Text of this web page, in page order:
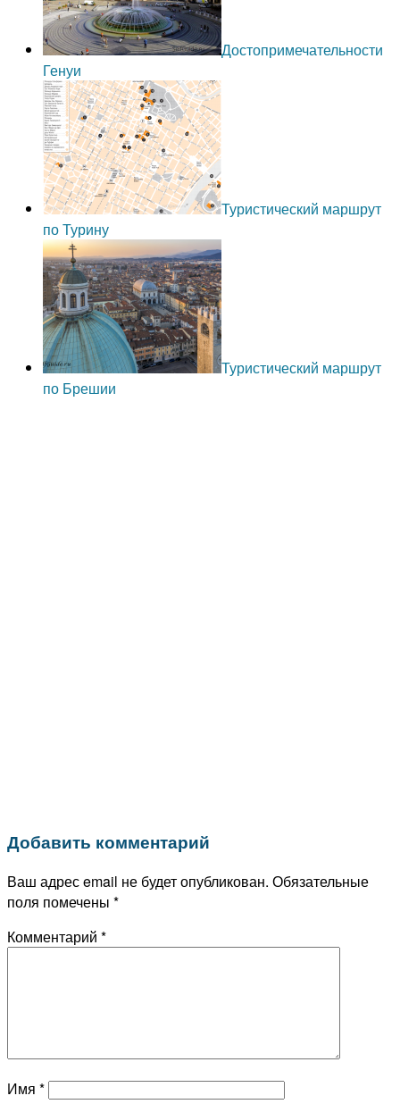
Достопримечательности
Генуи
Туристический маршрут
по Турину
Туристический маршрут
по Брешии
Добавить комментарий
Ваш адрес email не будет опубликован. Обязательные
поля помечены *
Комментарий *
Имя *